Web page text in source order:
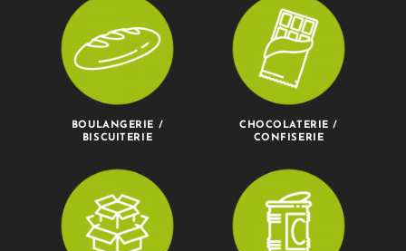
BOULANGERIE /
BISCUITERIE
CHOCOLATERIE /
CONFISERIE